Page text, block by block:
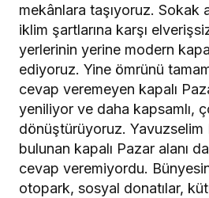
mekânlara taşıyoruz. Sokak
iklim şartlarına karşı
yerlerinin yerine modern
ediyoruz. Yine ömrünü
cevap veremeyen kapalı
yeniliyor ve daha kapsamlı,
dönüştürüyoruz. Yavuzselim
bulunan kapalı Pazar alanı
cevap veremiyordu.
otopark, sosyal donatılar,